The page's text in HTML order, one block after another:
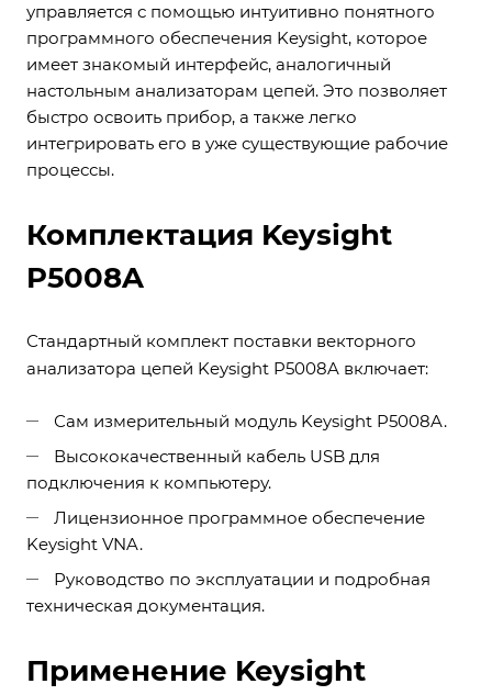
управляется с помощью интуитивно понятного
программного обеспечения Keysight, которое
имеет знакомый интерфейс, аналогичный
настольным анализаторам цепей. Это позволяет
быстро освоить прибор, а также легко
интегрировать его в уже существующие рабочие
процессы.
Комплектация Keysight
P5008A
Стандартный комплект поставки векторного
анализатора цепей Keysight P5008A включает:
Сам измерительный модуль Keysight P5008A.
Высококачественный кабель USB для
подключения к компьютеру.
Лицензионное программное обеспечение
Keysight VNA.
Руководство по эксплуатации и подробная
техническая документация.
Применение Keysight